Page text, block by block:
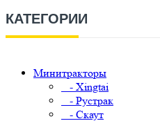
КАТЕГОРИИ
Минитракторы
- Xingtai
- Рустрак
- Скаут